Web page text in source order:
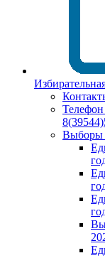
Телефон
Выборы